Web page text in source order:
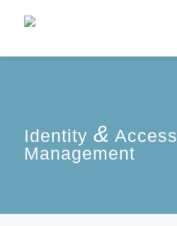
Identity & Access
Management